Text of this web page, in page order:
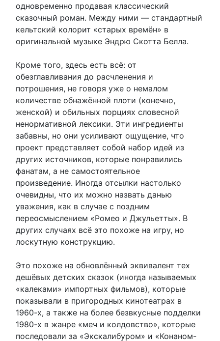
одновременно продавая классический
сказочный роман. Между ними — стандартный
кельтский колорит «старых времён» в
оригинальной музыке Эндрю Скотта Белла.
Кроме того, здесь есть всё: от
обезглавливания до расчленения и
потрошения, не говоря уже о немалом
количестве обнажённой плоти (конечно,
женской) и обильных порциях словесной
ненормативной лексики. Эти ингредиенты
забавны, но они усиливают ощущение, что
проект представляет собой набор идей из
других источников, которые понравились
фанатам, а не самостоятельное
произведение. Иногда отсылки настолько
очевидны, что их можно назвать данью
уважения, как в случае с поздним
переосмыслением «Ромео и Джульетты». В
других случаях всё это похоже на игру, но
лоскутную конструкцию.
Это похоже на обновлённый эквивалент тех
дешёвых детских сказок (иногда называемых
«калеками» импортных фильмов), которые
показывали в пригородных кинотеатрах в
1960-х, а также на более безвкусные подделки
1980-х в жанре «меч и колдовство», которые
последовали за «Экскалибуром» и «Конаном-